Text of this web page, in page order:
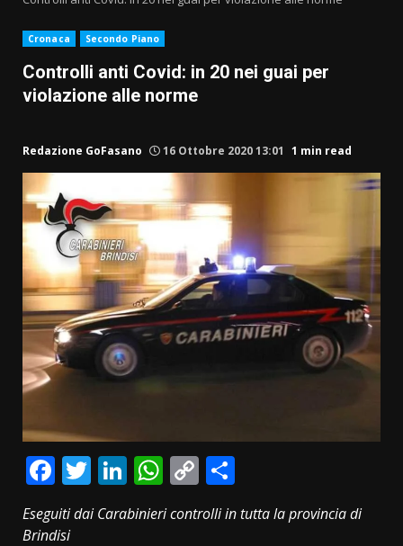
Cronaca Secondo Piano
Controlli anti Covid: in 20 nei guai per
violazione alle norme
Redazione GoFasano 16 Ottobre 2020 13:01 1 min read
Facebook
Twitter
LinkedIn
WhatsApp
Copy
Link
Eseguiti dai Carabinieri controlli in tutta la provincia di
Brindisi